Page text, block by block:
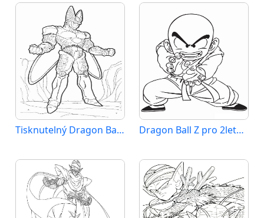
Tisknutelný Dragon Ball Z Dragon Ball Z pro 2leté Děti